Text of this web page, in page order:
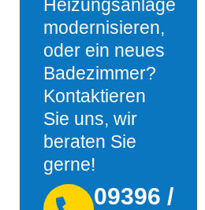
Heizungsanlage
modernisieren,
oder ein neues
Badezimmer?
Kontaktieren
Sie uns, wir
beraten Sie
gerne!
09396 /